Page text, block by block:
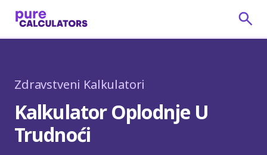
Zdravstveni Kalkulatori
Kalkulator Oplodnje U
Trudnoći